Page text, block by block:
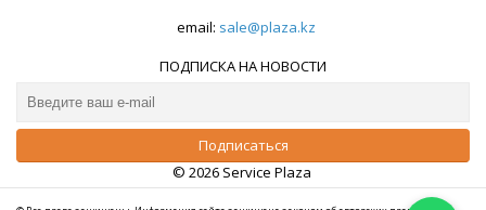
email: sale@plaza.kz
ПОДПИСКА НА НОВОСТИ
© 2026 Service Plaza